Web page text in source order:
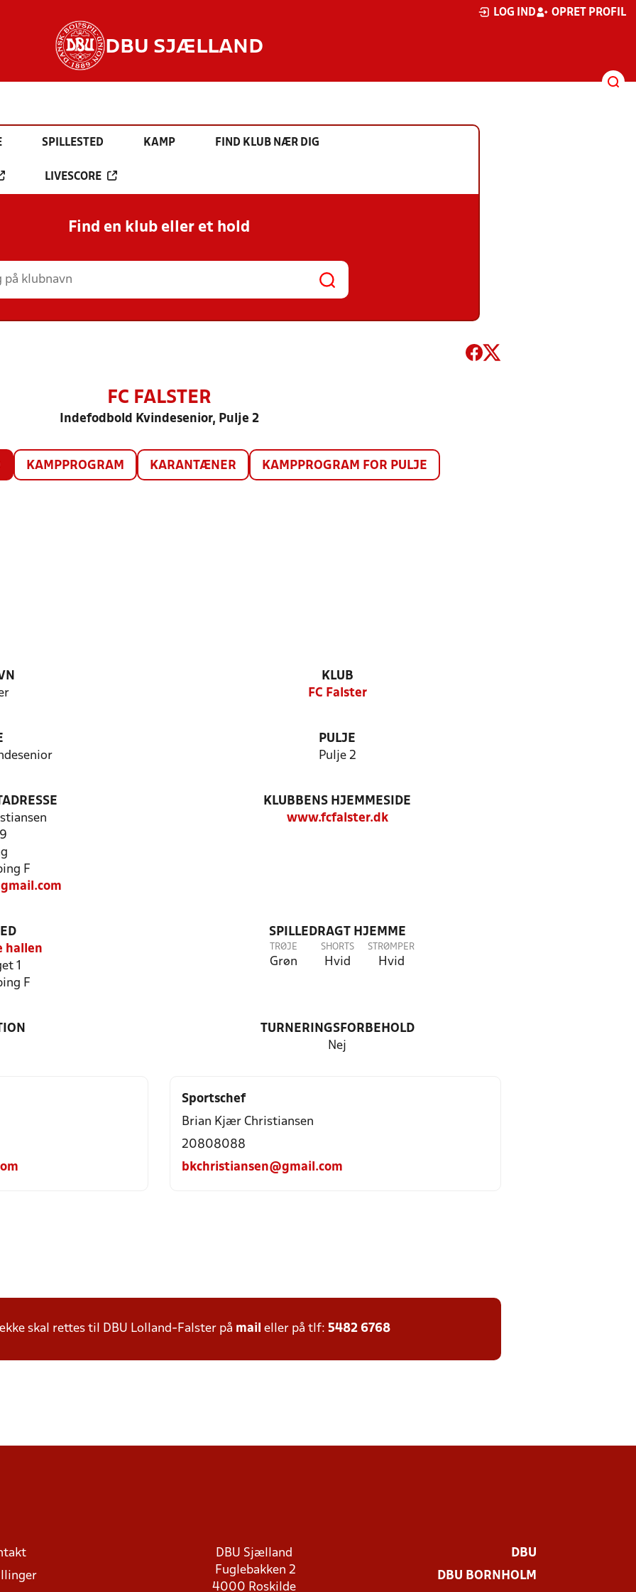
LOG IND OPRET PROFIL
DBU SJÆLLAND
SPILLESTED KAMP FIND KLUB NÆR DIG
LIVESCORE
Find en klub eller et hold
FC FALSTER
Indefodbold Kvindesenior, Pulje 2
KAMPPROGRAM KARANTÆNER KAMPPROGRAM FOR PULJE
KLUB
FC Falster
PULJE
Pulje 2
F
KLUBBENS HJEMMESIDE
www.fcfalster.dk
hallen
1
F
SPILLEDRAGT HJEMME
TRØJE
Grøn
SHORTS
Hvid
STRØMPER
Hvid
TURNERINGSFORBEHOLD
Nej
Sportschef
Brian Kjær Christiansen
20808088
bkchristiansen@gmail.com
skal rettes til DBU Lolland-Falster på mail eller på tlf: 5482 6768
DBU Sjælland
Fuglebakken 2
4000 Roskilde
DBU
DBU BORNHOLM